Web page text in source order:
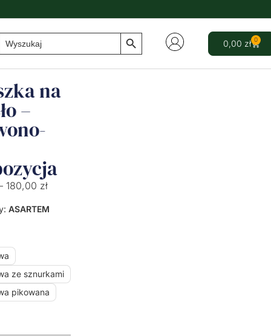
for:
Search Button
0,00 zł 0
na
–
180,00 zł
ASARTEM
ze sznurkami
pikowana